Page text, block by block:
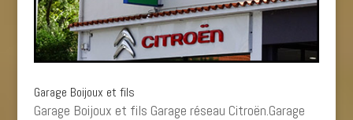
Garage Boijoux et fils
Garage Boijoux et fils Garage réseau Citroën.Garage